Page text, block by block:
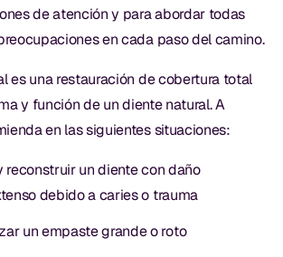
Solicitar una Cita
Español
de atención y para abordar todas
en cada paso del camino.
es una restauración de cobertura total
y función de un diente natural. A
en las siguientes situaciones:
reconstruir un diente con daño
debido a caries o trauma
un empaste grande o roto